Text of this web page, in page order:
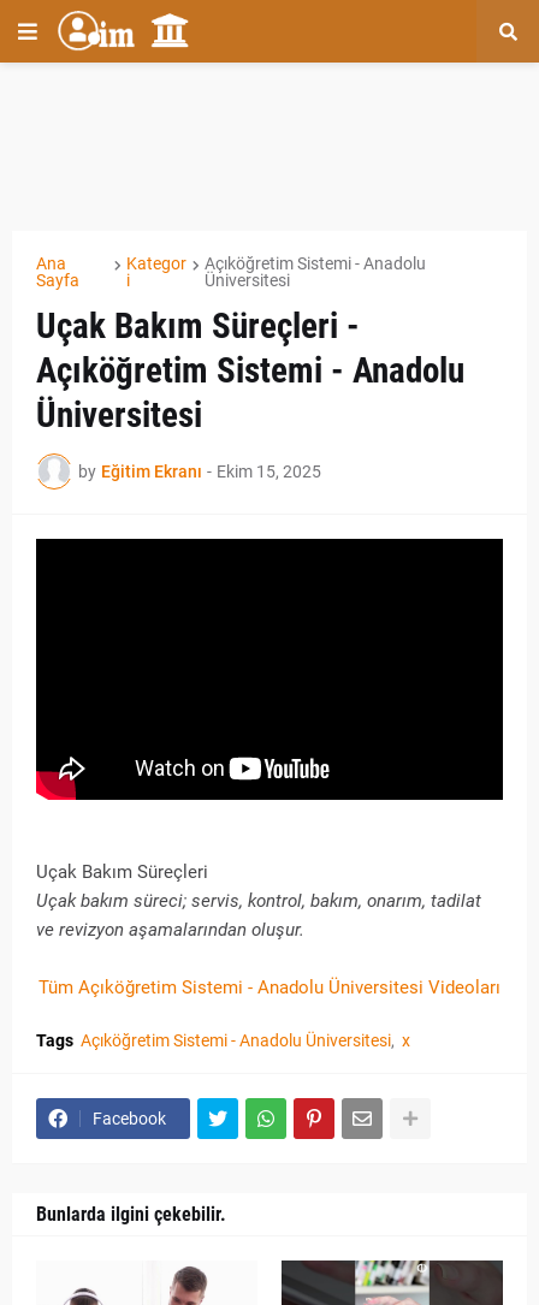
Ana
Sayfa
Kategor
i
Açıköğretim Sistemi - Anadolu
Üniversitesi
Uçak Bakım Süreçleri -
Açıköğretim Sistemi - Anadolu
Üniversitesi
by Eğitim Ekranı - Ekim 15, 2025
Uçak Bakım Süreçleri
Uçak bakım süreci; servis, kontrol, bakım, onarım, tadilat
ve revizyon aşamalarından oluşur.
Tüm Açıköğretim Sistemi - Anadolu Üniversitesi Videoları
Tags Açıköğretim Sistemi - Anadolu Üniversitesi x
Facebook
Bunlarda ilgini çekebilir.